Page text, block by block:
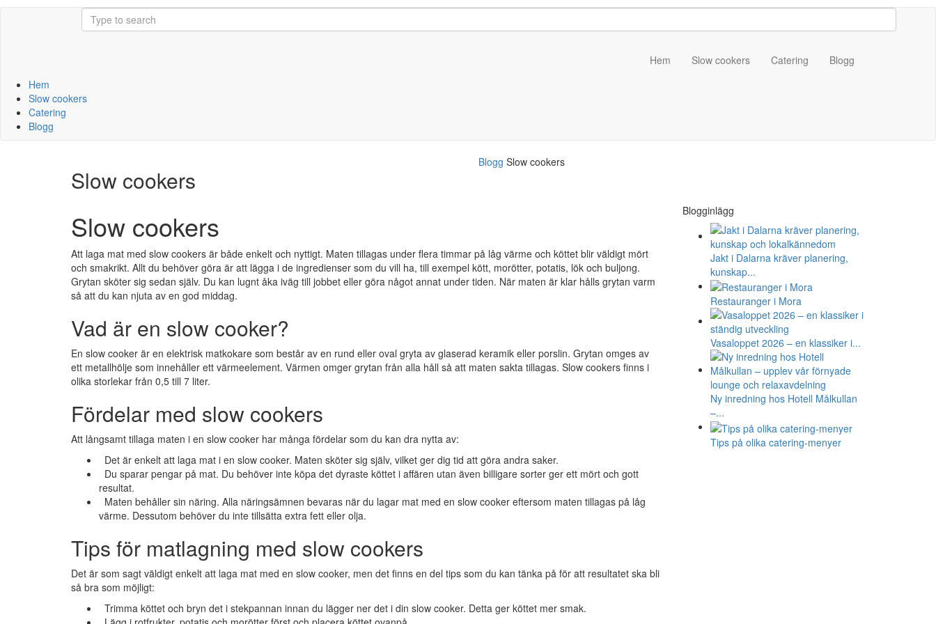
Hem Slow cookers Catering
Blogg
Hem
Slow cookers
Catering
Blogg
Slow cookers
Blogg Slow cookers
Slow cookers
Att laga mat med slow cookers är både enkelt och nyttigt. Maten tillagas under flera timmar på låg värme och köttet blir väldigt mört
och smakrikt. Allt du behöver göra är att lägga i de ingredienser som du vill ha, till exempel kött, morötter, potatis, lök och buljong.
Grytan sköter sig sedan själv. Du kan lugnt åka iväg till jobbet eller göra något annat under tiden. När maten är klar hålls grytan varm
så att du kan njuta av en god middag.
Vad är en slow cooker?
En slow cooker är en elektrisk matkokare som består av en rund eller oval gryta av glaserad keramik eller porslin. Grytan omges av
ett metallhölje som innehåller ett värmeelement. Värmen omger grytan från alla håll så att maten sakta tillagas. Slow cookers finns i
olika storlekar från 0,5 till 7 liter.
Fördelar med slow cookers
Att långsamt tillaga maten i en slow cooker har många fördelar som du kan dra nytta av:
Det är enkelt att laga mat i en slow cooker. Maten sköter sig själv, vilket ger dig tid att göra andra saker.
Du sparar pengar på mat. Du behöver inte köpa det dyraste köttet i affären utan även billigare sorter ger ett mört och gott
resultat.
Maten behåller sin näring. Alla näringsämnen bevaras när du lagar mat med en slow cooker eftersom maten tillagas på låg
värme. Dessutom behöver du inte tillsätta extra fett eller olja.
Tips för matlagning med slow cookers
Det är som sagt väldigt enkelt att laga mat med en slow cooker, men det finns en del tips som du kan tänka på för att resultatet ska bli
så bra som möjligt:
Trimma köttet och bryn det i stekpannan innan du lägger ner det i din slow cooker. Detta ger köttet mer smak.
Blogginlägg
Jakt i Dalarna kräver planering,
kunskap...
Restauranger i Mora
Vasaloppet 2026 – en klassiker i...
Ny inredning hos Hotell Målkullan
–...
Tips på olika catering-menyer